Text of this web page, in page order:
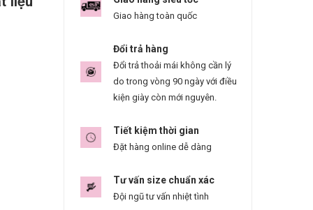
Giao hàng toàn quốc
Đổi trả hàng
Đổi trả thoải mái không cần lý
do trong vòng 90 ngày với điều
kiện giày còn mới nguyên.
Tiết kiệm thời gian
Đặt hàng online dễ dàng
Tư vấn size chuẩn xác
Đội ngũ tư vấn nhiệt tình